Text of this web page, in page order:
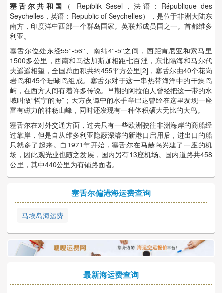
塞舌尔共和国
（ Repiblik Sesel，法语：République des
Seychelles，英语：Republic of Seychelles），是位于非洲大陆东
南方，印度洋中西部一个群岛国家。英联邦成员国之一。首都维多
利亚。
塞舌尔位处东经55°-56°、南纬4°-5°之间，西距肯尼亚和索马里
1500多公里，西南和马达加斯加相距七百浬，东北隔海和马尔代
夫遥遥相望，全国总面积共约455平方公里[2]，塞舌尔由40个花岗
岩岛和45个珊瑚岛组成。塞舌尔对于这一串热带海洋中的干燥岛
屿，在西方人间有着许多传说。早期的阿拉伯人曾经把这一带的水
域叫做“哲宁的海”；天方夜谭中的水手辛巴达曾经在这里发现一座
富有磁力的神秘山峰，同时还发现有一种体积硕大无比的大鸟。
塞舌尔在对外交通方面，过去只有一些欧洲驶往非洲海岸的商船经
过靠岸，但是自从维多利亚隐蔽深濬的新港口启用后，进出口的船
只就多了起来。自1971年开始，塞舌尔在马赫岛兴建了一座的机
场，因此观光业也随之发展，国内另有13座机场。国内道路共458
公里，其中440公里为有铺路面者。
塞舌尔偏港海运费查询
马埃岛海运费
最新海运费查询